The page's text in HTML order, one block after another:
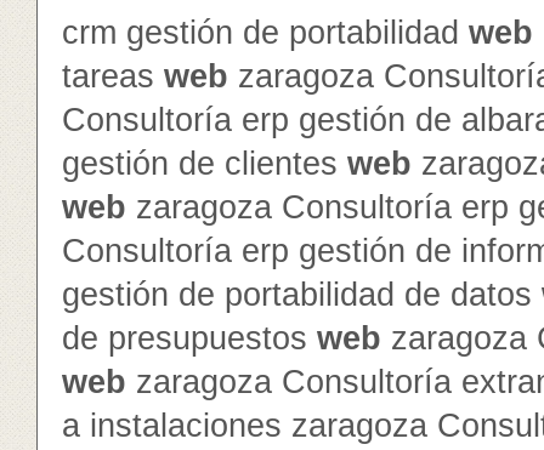
crm gestión de portabilidad web
tareas web zaragoza
Consultoría erp gestión de
gestión de clientes web
web zaragoza Consultoría erp
Consultoría erp gestión de
gestión de portabilidad de datos
de presupuestos web zaragoza
web zaragoza Consultoría
a instalaciones zaragoza